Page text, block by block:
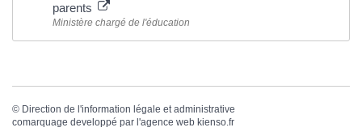
parents
Ministère chargé de l'éducation
© Direction de l'information légale et administrative
comarquage developpé par l'agence web kienso.fr